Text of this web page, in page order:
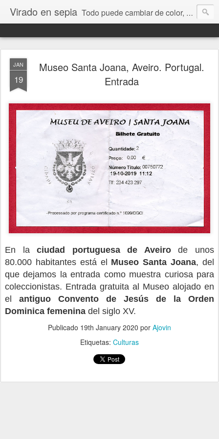
Virado en sepia Todo puede cambiar de color, depende de nosotros y de nuestra capacidad para aprender a mirar. Hablamos de sociedad, economía, empresa, política, RRHH, formación. De Historia reciente, de educación y de temas sociales.
JAN
19
Museo Santa Joana, Aveiro. Portugal.
Entrada
En laciudad portuguesa de Aveirode unos
80.000 habitantes está el Museo Santa Joana, del
que dejamos la entrada como muestra curiosa para
coleccionistas. Entrada gratuita al Museo alojado en
el antiguo Convento de Jesús de la Orden
Dominica femenina del siglo XV.
Publicado 19th January 2020 por Ajovin
Etiquetas: Culturas